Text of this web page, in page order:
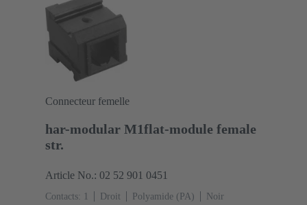
Connecteur femelle
har-modular M1flat-module female
str.
Article No.: 02 52 901 0451
Contacts: 1 Droit Polyamide (PA) Noir